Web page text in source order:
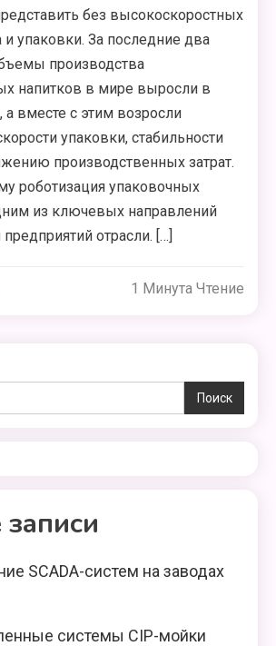
без высокоскоростных
и упаковки. За последние два
производства
напитков в мире выросли в
а вместе с этим возросли
упаковки, стабильности
производственных затрат.
роботизация упаковочных
из ключевых направлений
отрасли. […]
1 Минута Чтение
Поиск
SCADA-систем на заводах
системы CIP-мойки